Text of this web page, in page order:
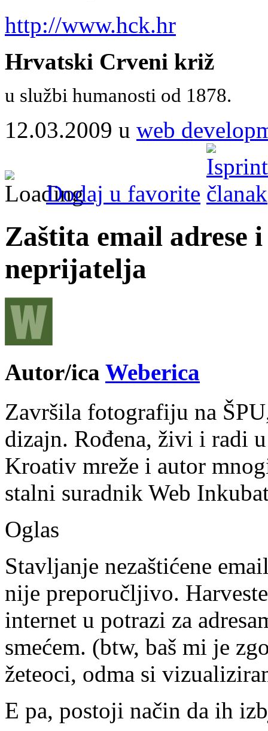
http://www.hck.hr
Hrvatski Crveni križ
u službi humanosti od 1878.
12.03.2009 u web
Dodaj u favorite
Zaštita email adrese
neprijatelja
Autor/ica Weberica
Završila fotografiju na
dizajn. Rođena, živi i radi
Kroativ mreže i autor
stalni suradnik Web
Oglas
Stavljanje nezaštićene
nije preporučljivo.
internet u potrazi za
smećem. (btw, baš mi je
žeteoci, odma si
E pa, postoji način da ih